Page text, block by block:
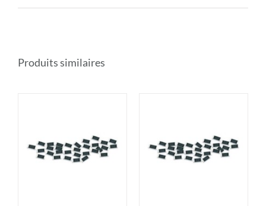
Produits similaires
AJOUTER AU PANIER
/
DÉTAILS